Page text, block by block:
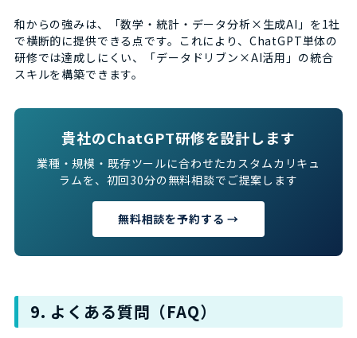
和からの強みは、「数学・統計・データ分析×生成AI」を1社
で横断的に提供できる点です。これにより、ChatGPT単体の
研修では達成しにくい、「データドリブン×AI活用」の統合
スキルを構築できます。
貴社のChatGPT研修を設計します
業種・規模・既存ツールに合わせたカスタムカリキュ
ラムを、初回30分の無料相談でご提案します
無料相談を予約する →
9. よくある質問（FAQ）